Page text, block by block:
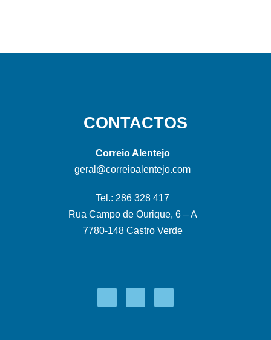
CONTACTOS
Correio Alentejo
geral@correioalentejo.com
Tel.: 286 328 417
Rua Campo de Ourique, 6 – A
7780-148 Castro Verde